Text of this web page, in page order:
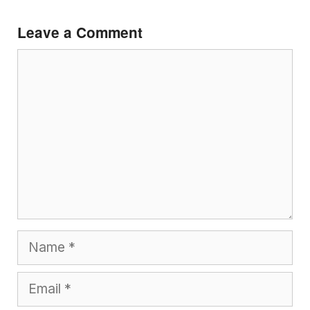
Leave a Comment